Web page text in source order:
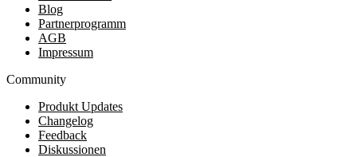
Blog
Partnerprogramm
AGB
Impressum
Community
Produkt Updates
Changelog
Feedback
Diskussionen